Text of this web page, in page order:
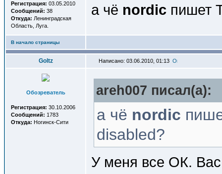
Регистрация: 03.05.2010
Сообщений: 38
Откуда: Ленинградская
Область, Луга.
а чё nordic пишет
В начало страницы
Goltz Написано: 03.06.2010, 01:13
Обозреватель
Регистрация: 30.10.2006
Сообщений: 1783
Откуда: Ногинск-Сити
areh007 писал(a):
а чё nordic
disabled?
У меня все ОК.